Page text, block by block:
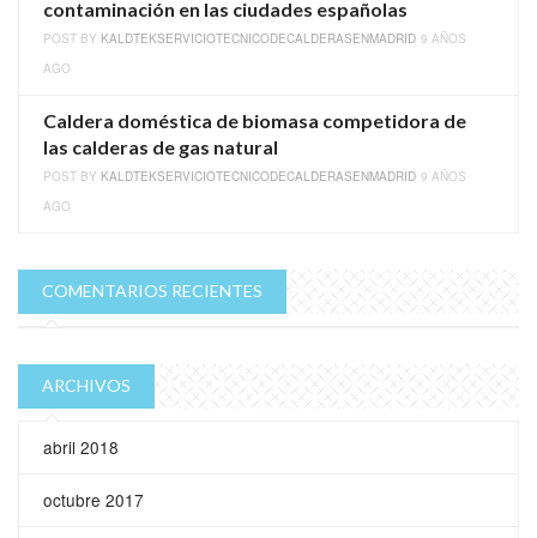
contaminación en las ciudades españolas
POST BY KALDTEKSERVICIOTECNICODECALDERASENMADRID 9 AÑOS
AGO
Caldera doméstica de biomasa competidora de
las calderas de gas natural
POST BY KALDTEKSERVICIOTECNICODECALDERASENMADRID 9 AÑOS
AGO
COMENTARIOS RECIENTES
ARCHIVOS
abril 2018
octubre 2017